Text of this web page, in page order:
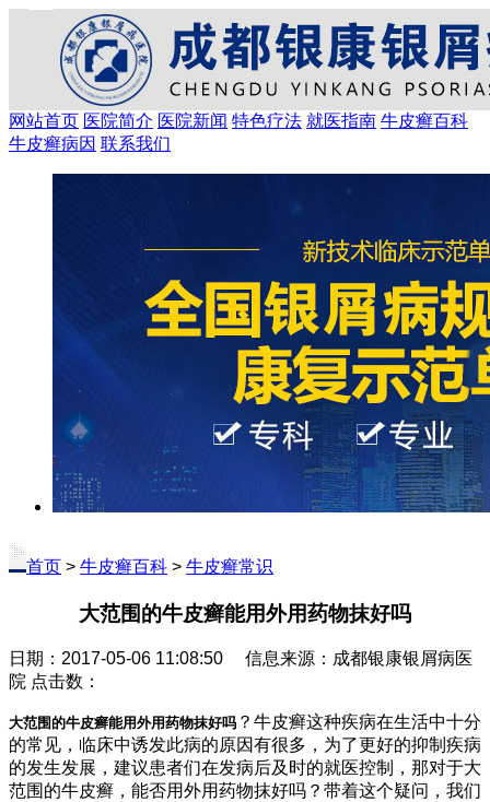
网站首页 医院简介 医院新闻 特色疗法 就医指南 牛皮癣百科
牛皮癣病因 联系我们
首页 > 牛皮癣百科 > 牛皮癣常识
大范围的牛皮癣能用外用药物抹好吗
日期：2017-05-06 11:08:50 信息来源：成都银康银屑病医
院 点击数：
大范围的牛皮癣能用外用药物抹好吗 ？牛皮癣这种疾病在生活中十分
的常见，临床中诱发此病的原因有很多，为了更好的抑制疾病
的发生发展，建议患者们在发病后及时的就医控制，那对于大
范围的牛皮癣，能否用外用药物抹好吗？带着这个疑问，我们